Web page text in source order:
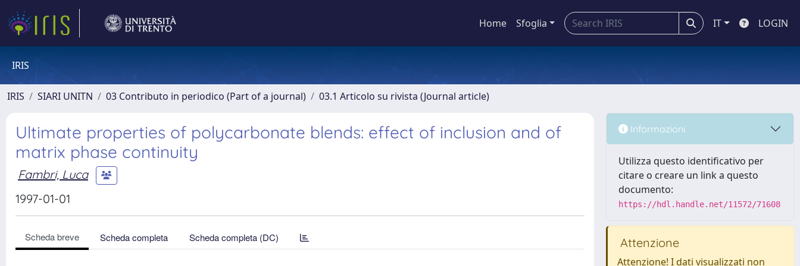
Home Sfoglia IT LOGIN
IRIS
IRIS SIARI UNITN 03 Contributo in periodico (Part of a journal) 03.1 Articolo su rivista (Journal article)
Ultimate properties of polycarbonate blends: effect of inclusion and of
matrix phase continuity
Fambri, Luca
1997-01-01
Scheda breve Scheda completa Scheda completa (DC)
Informazioni
Utilizza questo identificativo per
citare o creare un link a questo
documento:
https://hdl.handle.net/11572/71608
Attenzione
Attenzione! I dati visualizzati non